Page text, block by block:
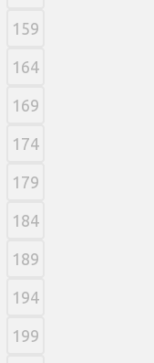
159
164
169
174
179
184
189
194
199